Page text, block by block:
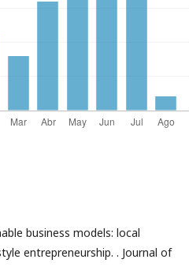
business models: local
entrepreneurship. . Journal of